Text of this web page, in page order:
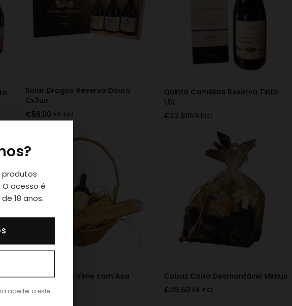
Solar Dragos Reserva Douro
Cx3un
€56.00IVA Incl.
Quinta Camélias Reserva Tinto
1,5L
€22.50IVA Incl.
Cabaz Cesta Vime com Asa
€ 38.00
Cabaz Caixa Desmontável Mimus
€45.50IVA Incl.
acesso é
18 anos.
aceder a este